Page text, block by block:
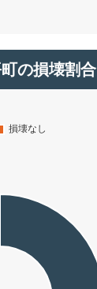
の損壊割合